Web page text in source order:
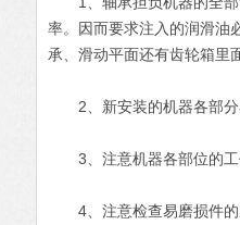
率。因而要求注入的润滑油
承、滑动平面还有齿轮箱里
2、新安装的机器各部分
3、注意机器各部位的工
4、注意检查易磨损件的